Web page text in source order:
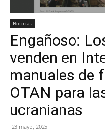
Noticias
Engañoso:
venden en
manuales de
OTAN para
ucranianas
23 mayo, 2025